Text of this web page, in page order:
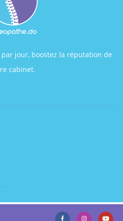
jour, boostez la réputation de
cabinet.